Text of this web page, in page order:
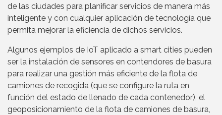
de las ciudades para planificar servicios de manera más
inteligente y con cualquier aplicación de tecnología que
permita mejorar la eficiencia de dichos servicios.
Algunos ejemplos de IoT aplicado a smart cities pueden
ser la instalación de sensores en contendores de basura
para realizar una gestión más eficiente de la flota de
camiones de recogida (que se configure la ruta en
función del estado de llenado de cada contenedor), el
geoposicionamiento de la flota de camiones de basura,